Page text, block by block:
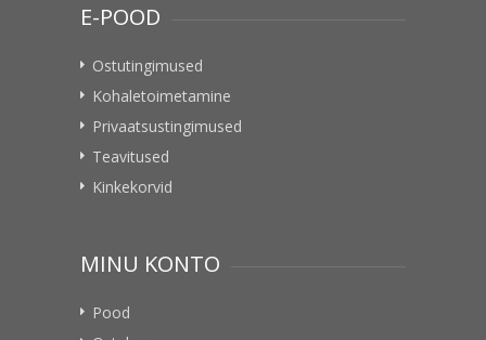
E-POOD
Ostutingimused
Kohaletoimetamine
Privaatsustingimused
Teavitused
Kinkekorvid
MINU KONTO
Pood